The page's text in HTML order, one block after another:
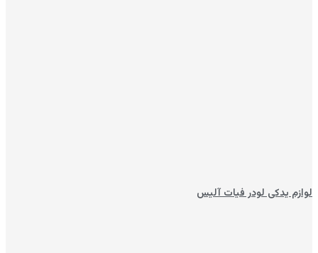
لوازم یدکی لودر فیات آلیس